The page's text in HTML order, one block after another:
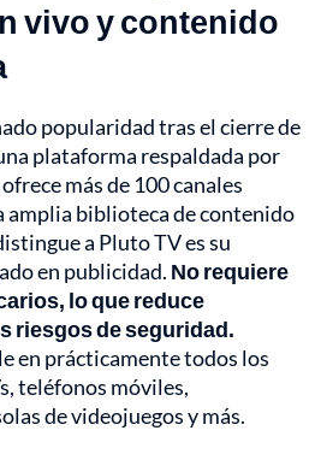
vivo y contenido
popularidad tras el cierre de
plataforma respaldada por
más de 100 canales
amplia biblioteca de contenido
a Pluto TV es su
en publicidad. No requiere
lo que reduce
riesgos de seguridad.
en prácticamente todos los
teléfonos móviles,
de videojuegos y más.